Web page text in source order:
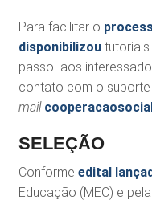
Para facilitar o
disponibilizoututoriais
passo aos
contato com o
mail
SELEÇÃO
Conforme edital
Educação (MEC) e